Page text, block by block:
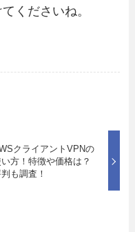
くださいね。
クライアントVPNの
方！特徴や価格は？
も調査！